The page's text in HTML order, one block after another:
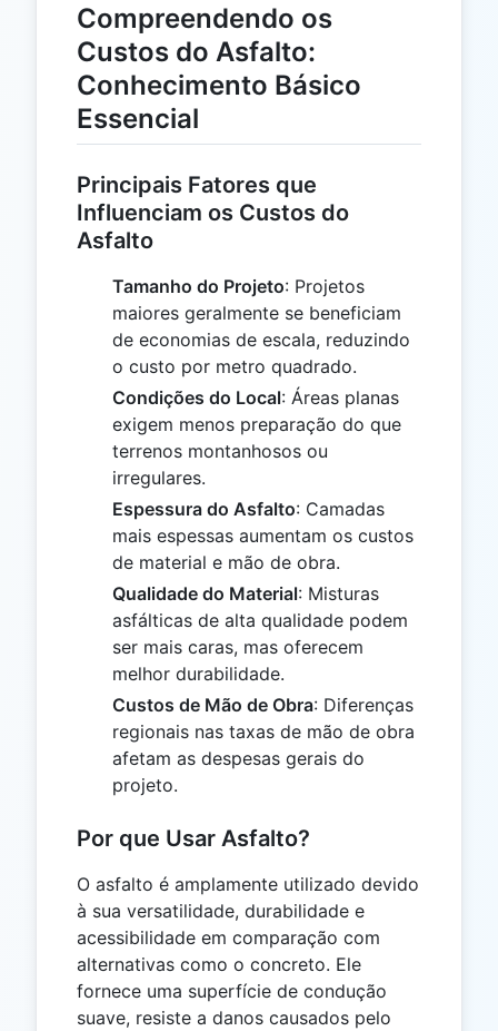
Compreendendo os
Custos do Asfalto:
Conhecimento Básico
Essencial
Principais Fatores que
Influenciam os Custos do
Asfalto
Tamanho do Projeto: Projetos
maiores geralmente se beneficiam
de economias de escala, reduzindo
o custo por metro quadrado.
Condições do Local: Áreas planas
exigem menos preparação do que
terrenos montanhosos ou
irregulares.
Espessura do Asfalto: Camadas
mais espessas aumentam os custos
de material e mão de obra.
Qualidade do Material: Misturas
asfálticas de alta qualidade podem
ser mais caras, mas oferecem
melhor durabilidade.
Custos de Mão de Obra: Diferenças
regionais nas taxas de mão de obra
afetam as despesas gerais do
projeto.
Por que Usar Asfalto?
O asfalto é amplamente utilizado devido
à sua versatilidade, durabilidade e
acessibilidade em comparação com
alternativas como o concreto. Ele
fornece uma superfície de condução
suave, resiste a danos causados ​​pelo